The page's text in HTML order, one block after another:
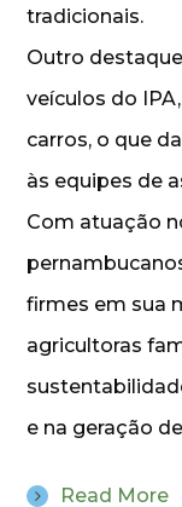
tradicionais.
Outro
veículos do
carros, o que
às equipes de
Com atuação
firmes em sua
agricultoras
e na geração
Read More